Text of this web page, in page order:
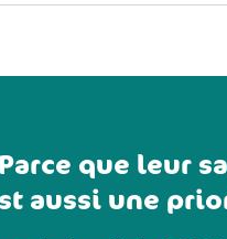
Parce que leur
aussi une